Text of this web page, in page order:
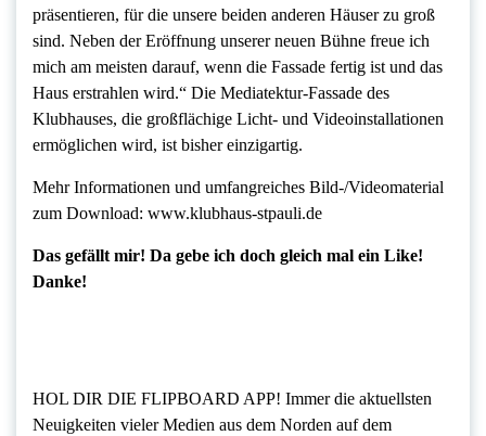
präsentieren, für die unsere beiden anderen Häuser zu groß
sind. Neben der Eröffnung unserer neuen Bühne freue ich
mich am meisten darauf, wenn die Fassade fertig ist und das
Haus erstrahlen wird.“ Die Mediatektur-Fassade des
Klubhauses, die großflächige Licht- und Videoinstallationen
ermöglichen wird, ist bisher einzigartig.
Mehr Informationen und umfangreiches Bild-/Videomaterial
zum Download: www.klubhaus-stpauli.de
Das gefällt mir! Da gebe ich doch gleich mal ein Like!
Danke!
HOL DIR DIE FLIPBOARD APP! Immer die aktuellsten
Neuigkeiten vieler Medien aus dem Norden auf dem